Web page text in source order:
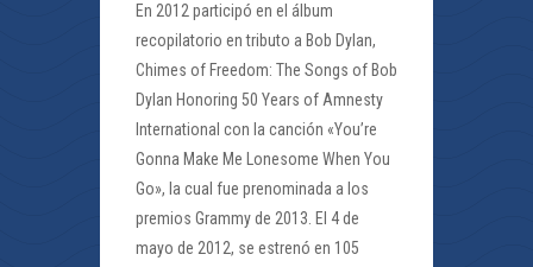
En 2012 participó en el álbum
recopilatorio en tributo a Bob Dylan,
Chimes of Freedom: The Songs of Bob
Dylan Honoring 50 Years of Amnesty
International con la canción «You’re
Gonna Make Me Lonesome When You
Go», la cual fue prenominada a los
premios Grammy de 2013. El 4 de
mayo de 2012, se estrenó en 105